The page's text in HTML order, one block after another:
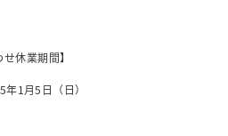
休業期間】
1月5日（日）